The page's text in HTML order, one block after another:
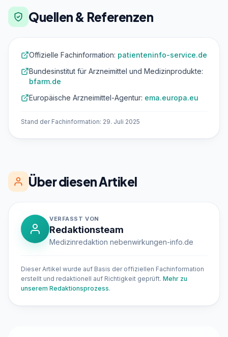
Quellen & Referenzen
Offizielle Fachinformation: patienteninfo-service.de
Bundesinstitut für Arzneimittel und Medizinprodukte:
bfarm.de
Europäische Arzneimittel-Agentur: ema.europa.eu
Stand der Fachinformation: 29. Juli 2025
Über diesen Artikel
VERFASST VON
Redaktionsteam
Medizinredaktion nebenwirkungen-info.de
Dieser Artikel wurde auf Basis der offiziellen Fachinformation
erstellt und redaktionell auf Richtigkeit geprüft. Mehr zu
unserem Redaktionsprozess.